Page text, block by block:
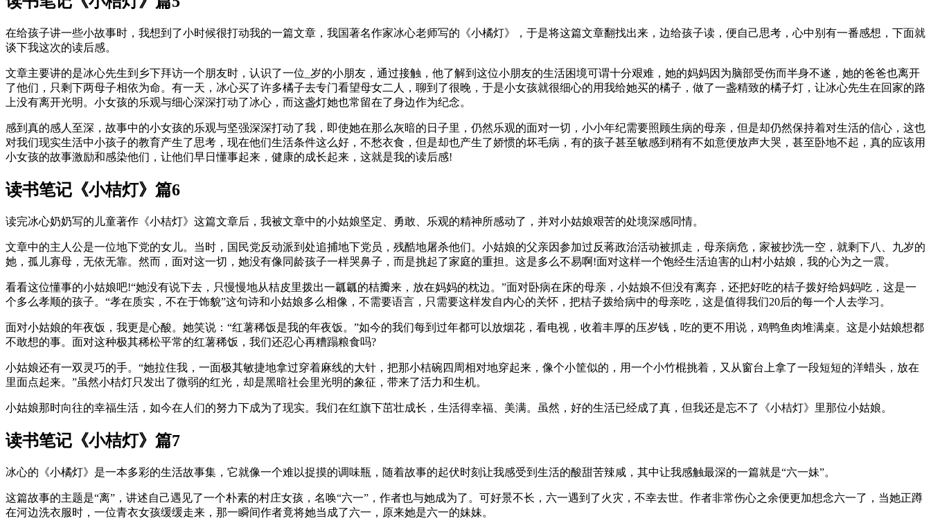
在给孩子讲一些小故事时，我想到了小时候很打动我的一篇文章，我国著名作家冰心老师写的《小橘灯》，于是将这篇文章翻找出来，边给孩子读，便自己思考，心中别有一番感想，下面就
谈下我这次的读后感。
文章主要讲的是冰心先生到乡下拜访一个朋友时，认识了一位 岁的小朋友，通过接触，他了解到这位小朋友的生活困境可谓十分艰难，她的妈妈因为脑部受伤而半身不遂，她的爸爸也离开
了他们，只剩下两母子相依为命。有一天，冰心买了许多橘子去专门看望母女二人，聊到了很晚，于是小女孩就很细心的用我给她买的橘子，做了一盏精致的橘子灯，让冰心先生在回家的路
上没有离开光明。小女孩的乐观与细心深深打动了冰心，而这盏灯她也常留在了身边作为纪念。
感到真的感人至深，故事中的小女孩的乐观与坚强深深打动了我，即使她在那么灰暗的日子里，仍然乐观的面对一切，小小年纪需要照顾生病的母亲，但是却仍然保持着对生活的信心，这也
对我们现实生活中小孩子的教育产生了思考，现在他们生活条件这么好，不愁衣食，但是却也产生了娇惯的坏毛病，有的孩子甚至敏感到稍有不如意便放声大哭，甚至卧地不起，真的应该用
小女孩的故事激励和感染他们，让他们早日懂事起来，健康的成长起来，这就是我的读后感!
读书笔记《小桔灯》篇6
读完冰心奶奶写的儿童著作《小桔灯》这篇文章后，我被文章中的小姑娘坚定、勇敢、乐观的精神所感动了，并对小姑娘艰苦的处境深感同情。
文章中的主人公是一位地下党的女儿。当时，国民党反动派到处追捕地下党员，残酷地屠杀他们。小姑娘的父亲因参加过反蒋政治活动被抓走，母亲病危，家被抄洗一空，就剩下八、九岁的
她，孤儿寡母，无依无靠。然而，面对这一切，她没有像同龄孩子一样哭鼻子，而是挑起了家庭的重担。这是多么不易啊!面对这样一个饱经生活迫害的山村小姑娘，我的心为之一震。
看看这位懂事的小姑娘吧!“她没有说下去，只慢慢地从桔皮里拨出一瓤瓤的桔瓣来，放在妈妈的枕边。”面对卧病在床的母亲，小姑娘不但没有离弃，还把好吃的桔子拨好给妈妈吃，这是一
个多么孝顺的孩子。“孝在质实，不在于饰貌”这句诗和小姑娘多么相像，不需要语言，只需要这样发自内心的关怀，把桔子拨给病中的母亲吃，这是值得我们20后的每一个人去学习。
面对小姑娘的年夜饭，我更是心酸。她笑说：“红薯稀饭是我的年夜饭。”如今的我们每到过年都可以放烟花，看电视，收着丰厚的压岁钱，吃的更不用说，鸡鸭鱼肉堆满桌。这是小姑娘想都
不敢想的事。面对这种极其稀松平常的红薯稀饭，我们还忍心再糟蹋粮食吗?
小姑娘还有一双灵巧的手。“她拉住我，一面极其敏捷地拿过穿着麻线的大针，把那小桔碗四周相对地穿起来，像个小筐似的，用一个小竹棍挑着，又从窗台上拿了一段短短的洋蜡头，放在
里面点起来。”虽然小桔灯只发出了微弱的红光，却是黑暗社会里光明的象征，带来了活力和生机。
小姑娘那时向往的幸福生活，如今在人们的努力下成为了现实。我们在红旗下茁壮成长，生活得幸福、美满。虽然，好的生活已经成了真，但我还是忘不了《小桔灯》里那位小姑娘。
读书笔记《小桔灯》篇7
冰心的《小橘灯》是一本多彩的生活故事集，它就像一个难以捉摸的调味瓶，随着故事的起伏时刻让我感受到生活的酸甜苦辣咸，其中让我感触最深的一篇就是“六一妹”。
这篇故事的主题是“离”，讲述自己遇见了一个朴素的村庄女孩，名唤“六一”，作者也与她成为了。可好景不长，六一遇到了火灾，不幸去世。作者非常伤心之余便更加想念六一了，当她正蹲
在河边洗衣服时，一位青衣女孩缓缓走来，那一瞬间作者竟将她当成了六一，原来她是六一的妹妹。